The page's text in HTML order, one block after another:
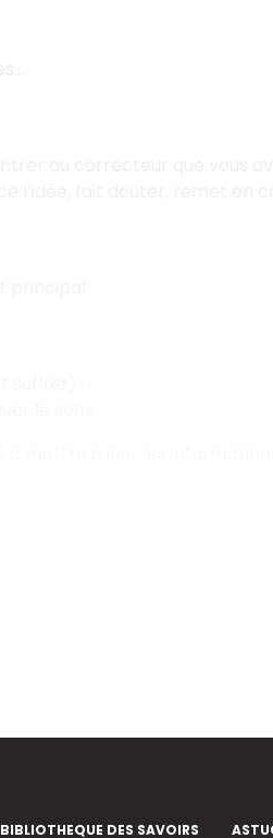
BIBLIOTHEQUE DES SAVOIRS